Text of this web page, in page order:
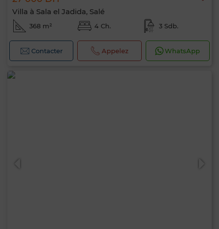
Villa à Sala el Jadida, Salé
368 m² 4 Ch. 3 Sdb.
Contacter Appelez WhatsApp